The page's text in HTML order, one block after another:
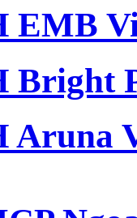
EMB
Bright
Aruna